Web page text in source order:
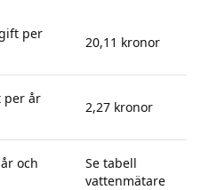
per
20,11 kronor
per år
2,27 kronor
och
Se tabell
vattenmätare